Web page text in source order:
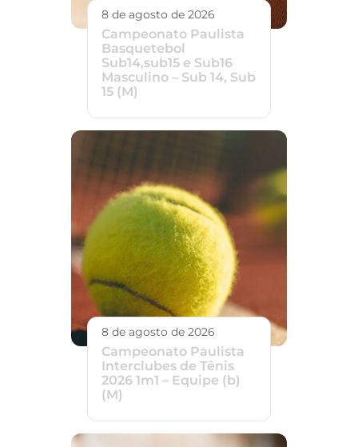
8 de agosto de 2026
Campeonato Paulista
Basquetebol
Sub14,sub15 e Sub16
Masculino – Sub 14, Sub
15 (M)
8 de agosto de 2026
Campeonato Paulista
Interclubes de Tênis
2026 1m1 – Equipe (b)
(M)